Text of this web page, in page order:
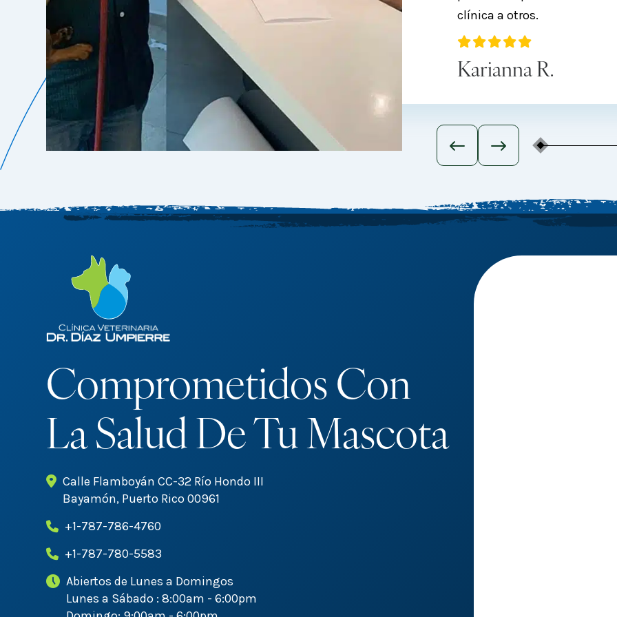
clínica a otros.
Karianna R.
Comprometidos Con
La Salud De Tu Mascota
Calle Flamboyán CC-32 Río Hondo III
Bayamón, Puerto Rico 00961
+1-787-786-4760
+1-787-780-5583
Abiertos de Lunes a Domingos
Lunes a Sábado : 8:00am - 6:00pm